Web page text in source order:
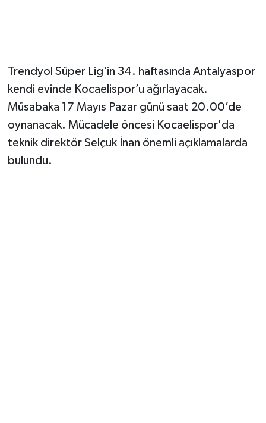
Trendyol Süper Lig'in 34. haftasında Antalyaspor
kendi evinde Kocaelispor’u ağırlayacak.
Müsabaka 17 Mayıs Pazar günü saat 20.00’de
oynanacak. Mücadele öncesi Kocaelispor'da
teknik direktör Selçuk İnan önemli açıklamalarda
bulundu.